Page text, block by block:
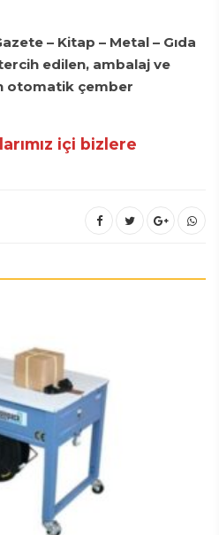
– Kitap – Metal – Gıda
edilen, ambalaj ve
otomatik çember
içi bizlere